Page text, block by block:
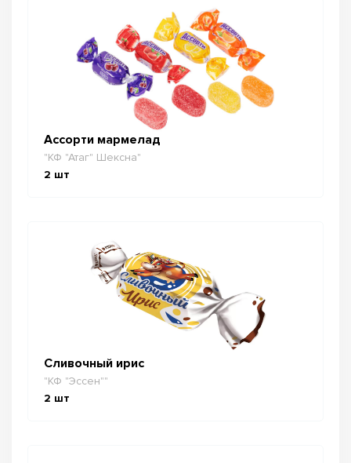
Ассорти мармелад
"КФ "Атаг" Шексна"
2 шт
Сливочный ирис
"КФ "Эссен""
2 шт